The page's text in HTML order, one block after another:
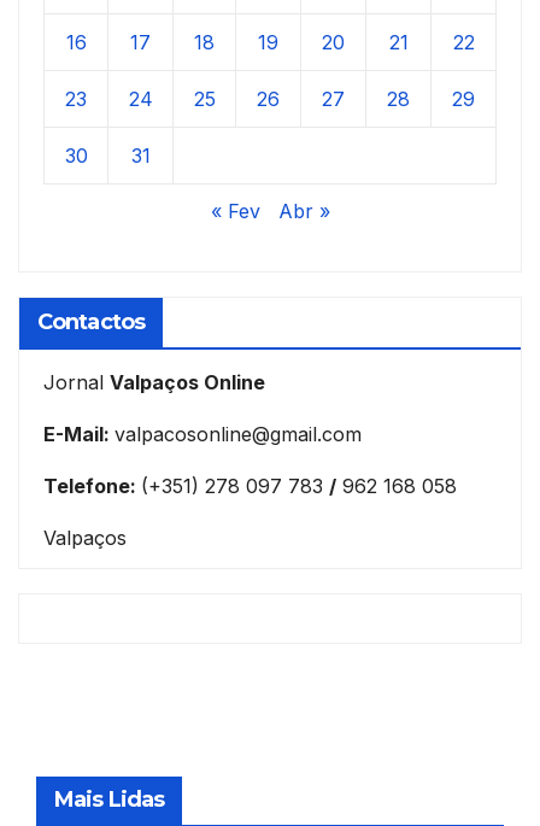
16 17 18 19 20 21 22
23 24 25 26 27 28 29
30 31
« Fev Abr »
Contactos
Jornal Valpaços Online
E-Mail: valpacosonline@gmail.com
Telefone: (+351) 278 097 783 / 962 168 058
Valpaços
Mais Lidas